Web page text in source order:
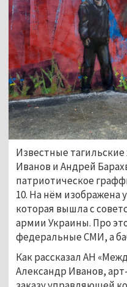
Известные
Иванов и Андрей
патриотическое
10. На нём изображена
которая вышла с
армии Украины. Про
федеральные СМИ, а
Как рассказал АН
Александр Иванов,